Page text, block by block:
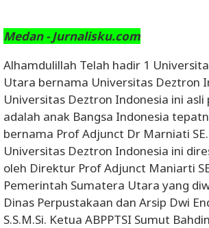
Medan - Jurnalisku.com
Alhamdulillah Telah hadir 1
Utara bernama Universitas Deztron
Universitas Deztron Indonesia ini asli
adalah anak Bangsa Indonesia
bernama Prof Adjunct Dr Marniati
Universitas Deztron Indonesia ini
oleh Direktur Prof Adjunct Maniarti
Pemerintah Sumatera Utara yang
Dinas Perpustakaan dan Arsip Dwi
S.S.M.Si. Ketua ABPPTSI Sumut